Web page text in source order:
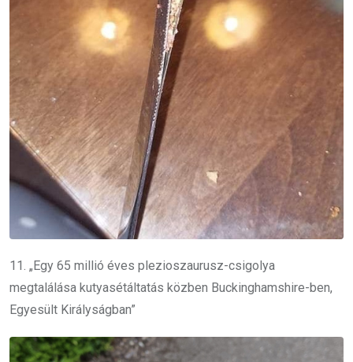
11. „Egy 65 millió éves plezioszaurusz-csigolya
megtalálása kutyasétáltatás közben Buckinghamshire-ben,
Egyesült Királyságban”